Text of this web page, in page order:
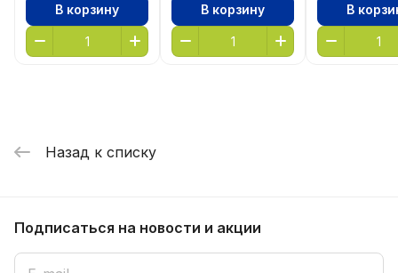
В корзину В корзину В
Назад к списку
Подписаться на новости и акции